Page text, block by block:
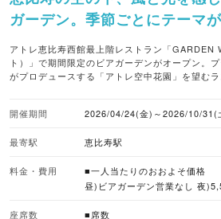
ガーデン。季節ごとにテーマ
と充実の飲み放題を堪能できま
アトレ恵比寿西館最上階レストラン「GARDEN
ト）」で期間限定のビアガーデンがオープン。
がプロデュースする「アトレ空中花園」を望む
ォルニアイタリアン「Fresh Coast」、7～8月は
人のカリフォルニアイタリアン「Harvest Table
え、バーテンダーが仕上げるオリジナルカクテル
間で初夏は軽やかに、真夏は香ばしく、秋はゆ
ュアルコース（5,500円） 飲み放題付き。チリ
開催期間 2026/04/24(金)～2026/10/31(
最寄駅 恵比寿駅
料金・費用
■一人当たりのおおよそ価格
昼)ビアガーデン営業なし 夜
座席数
■席数